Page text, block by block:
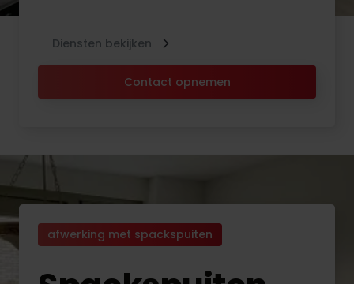
Contact opnemen
Diensten bekijken
afwerking met spackspuiten